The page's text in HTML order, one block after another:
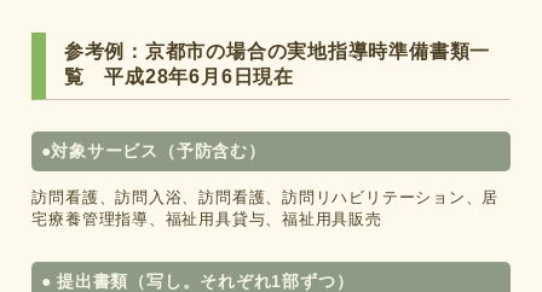
参考例：京都市の場合の実地指導時準備書類一
覧 平成28年6月6日現在
●対象サービス（予防含む）
訪問看護、訪問入浴、訪問看護、訪問リハビリテーション、居
宅療養管理指導、福祉用具貸与、福祉用具販売
● 提出書類（写し。それぞれ1部ずつ）